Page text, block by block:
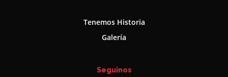
Tenemos Historia
Galería
Seguinos